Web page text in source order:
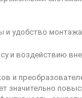
и удобство
и воздействию
и
значительно